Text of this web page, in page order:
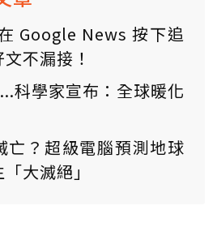
Google News 按下追
不漏接！
科學家宣布：全球暖化
亡？超級電腦預測地球
大滅絕」